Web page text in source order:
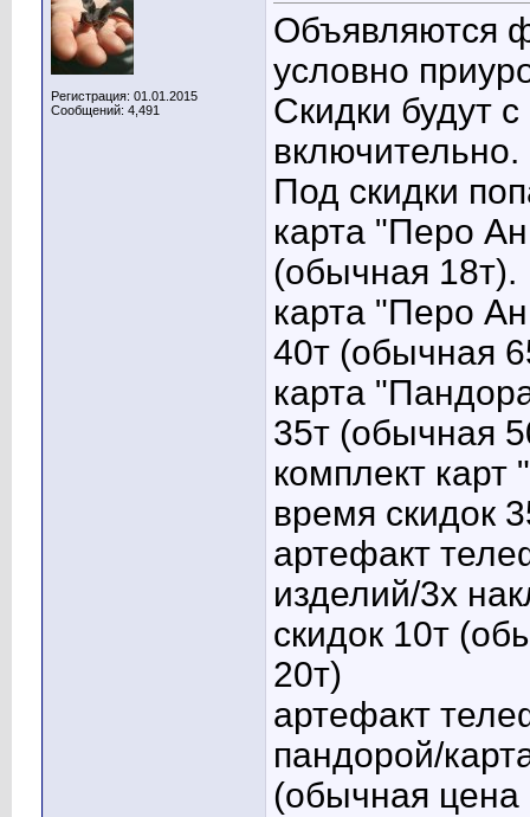
Регистрация: 01.01.2015
Сообщений: 4,491
Объявляются
условно
Скидки будут
включительно.
Под скидки
карта "Перо
(обычная 18т).
карта "Перо
40т (обычная
карта
35т (обычная
комплект
время скидок
артефакт
изделий/3х
скидок 10т
20т)
артефакт
пандорой/
(обычная цена